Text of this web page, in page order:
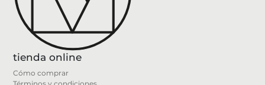
tienda online
Cómo comprar